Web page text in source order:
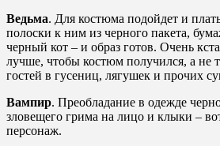
Ведьма. Для костюма подойдет и
полоски к ним из черного пакета,
черный кот – и образ готов. Очень
лучше, чтобы костюм получился, а не
гостей в гусениц, лягушек и прочих
Вампир. Преобладание в одежде
зловещего грима на лицо и клыки –
персонаж.